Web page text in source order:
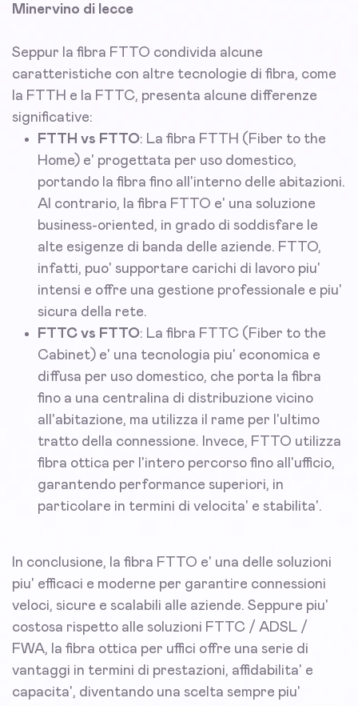
Minervino di lecce
Seppur la fibra FTTO condivida alcune
caratteristiche con altre tecnologie di fibra, come
la FTTH e la FTTC, presenta alcune differenze
significative:
FTTH vs FTTO: La fibra FTTH (Fiber to the
Home) e' progettata per uso domestico,
portando la fibra fino all'interno delle abitazioni.
Al contrario, la fibra FTTO e' una soluzione
business-oriented, in grado di soddisfare le
alte esigenze di banda delle aziende. FTTO,
infatti, puo' supportare carichi di lavoro piu'
intensi e offre una gestione professionale e piu'
sicura della rete.
FTTC vs FTTO: La fibra FTTC (Fiber to the
Cabinet) e' una tecnologia piu' economica e
diffusa per uso domestico, che porta la fibra
fino a una centralina di distribuzione vicino
all'abitazione, ma utilizza il rame per l'ultimo
tratto della connessione. Invece, FTTO utilizza
fibra ottica per l'intero percorso fino all'ufficio,
garantendo performance superiori, in
particolare in termini di velocita' e stabilita'.
In conclusione, la fibra FTTO e' una delle soluzioni
piu' efficaci e moderne per garantire connessioni
veloci, sicure e scalabili alle aziende. Seppure piu'
costosa rispetto alle soluzioni FTTC / ADSL /
FWA, la fibra ottica per uffici offre una serie di
vantaggi in termini di prestazioni, affidabilita' e
capacita', diventando una scelta sempre piu'